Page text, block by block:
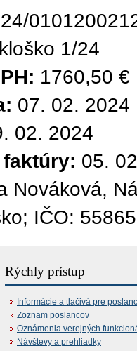
1/24
1760,50 €
07. 02. 2024
02. 2024
05.
Nováková,
IČO:
Rýchly prístup
Informácie a tlačivá pre
Zoznam poslancov
Oznámenia verejných
Návštevy a prehliadky